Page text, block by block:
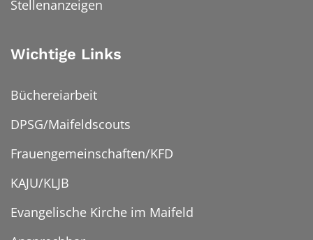
Stellenanzeigen
Wichtige Links
Büchereiarbeit
DPSG/Maifeldscouts
Frauengemeinschaften/KFD
KAJU/KLJB
Evangelische Kirche im Maifeld